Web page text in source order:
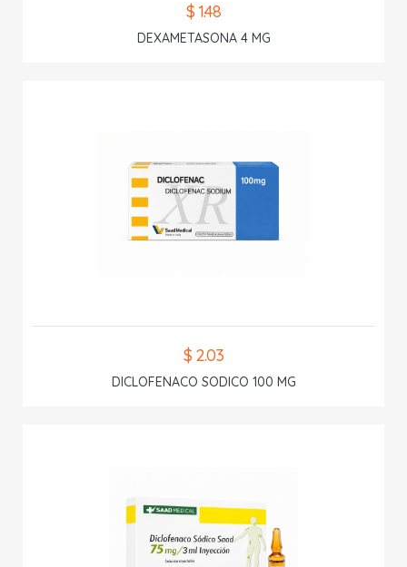
$ 1.48
DEXAMETASONA 4 MG
$ 2.03
DICLOFENACO SODICO 100 MG